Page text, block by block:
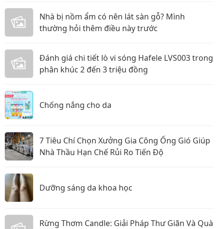
Nhà bị nồm ẩm có nên lát sàn gỗ? Mình
thường hỏi thêm điều này trước
Đánh giá chi tiết lò vi sóng Hafele LVS003 trong
phân khúc 2 đến 3 triệu đồng
Chống nắng cho da
7 Tiêu Chí Chọn Xưởng Gia Công Ống Gió Giúp
Nhà Thầu Hạn Chế Rủi Ro Tiến Độ
Dưỡng sáng da khoa học
Rừng Thơm Candle: Giải Pháp Thư Giãn Và Quà